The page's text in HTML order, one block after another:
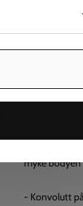
Vår
mansjett
myke
- Konvolutt